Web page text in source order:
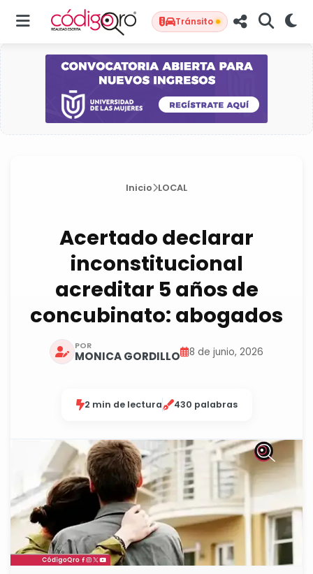
Tránsito
Inicio LOCAL
Acertado declarar
inconstitucional
acreditar 5 años de
concubinato: abogados
POR
MONICA GORDILLO 8 de junio, 2026
2 min de lectura 430 palabras